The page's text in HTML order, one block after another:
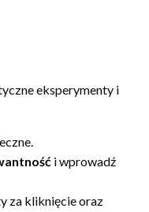
eksperymenty i
i wprowadź
za kliknięcie oraz